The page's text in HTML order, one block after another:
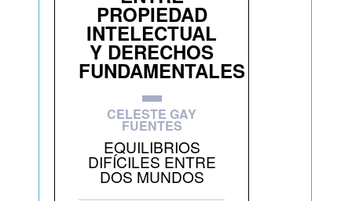
PROPIEDAD
INTELECTUAL
Y DERECHOS
FUNDAMENTALES
CELESTE GAY
FUENTES
EQUILIBRIOS
DIFÍCILES ENTRE
DOS MUNDOS